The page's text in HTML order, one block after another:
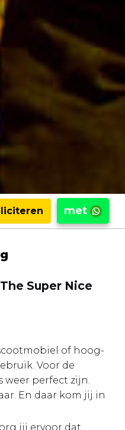
met
Super Nice
of hoog-
Voor de
perfect zijn.
En daar kom jij in
jij ervoor dat